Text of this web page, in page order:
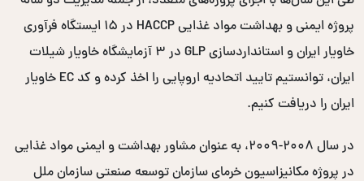
پروژه ایمنی و بهداشت مواد غذایی HACCP در ۱۵ ایستگاه فرآوری
خاویار ایران و استانداردسازی GLP در ۳ آزمایشگاه خاویار شیلات
ایران، توانستیم تایید اتحادیه اروپایی را اخذ کرده و کد EC خاویار
ایران را دریافت کنیم.
در سال ۲۰۰۸-۲۰۰۹، به عنوان مشاور بهداشت و ایمنی مواد غذایی
در پروژه مکانیزاسیون خرمای سازمان توسعه صنعتی سازمان ملل